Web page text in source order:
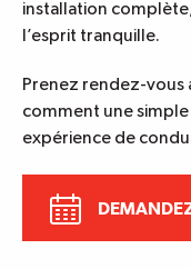
installation
l’esprit tranquille.
Prenez rendez-vous
comment une
expérience de